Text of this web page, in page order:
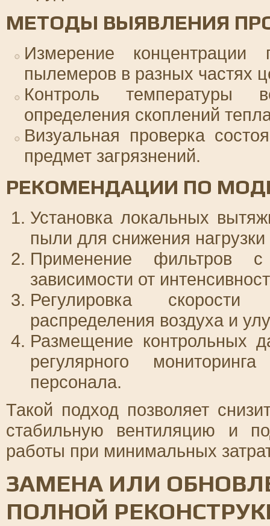
МЕТОДЫ ВЫЯВЛЕНИЯ
Измерение
пылемеров в разных частях
Контроль температуры
определения скоплений
Визуальная проверка
предмет загрязнений.
РЕКОМЕНДАЦИИ ПО
Установка локальных
пыли для снижения
Применение фильтров
зависимости от
Регулировка
распределения воздуха и
Размещение контрольных
регулярного
персонала.
Такой подход позволяет
стабильную вентиляцию и
работы при минимальных
ЗАМЕНА ИЛИ
ПОЛНОЙ